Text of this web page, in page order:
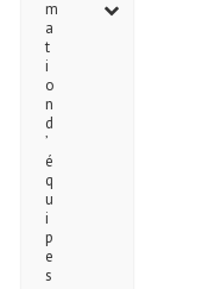
m
a
t
i
o
n
d
’
é
q
u
i
p
e
s